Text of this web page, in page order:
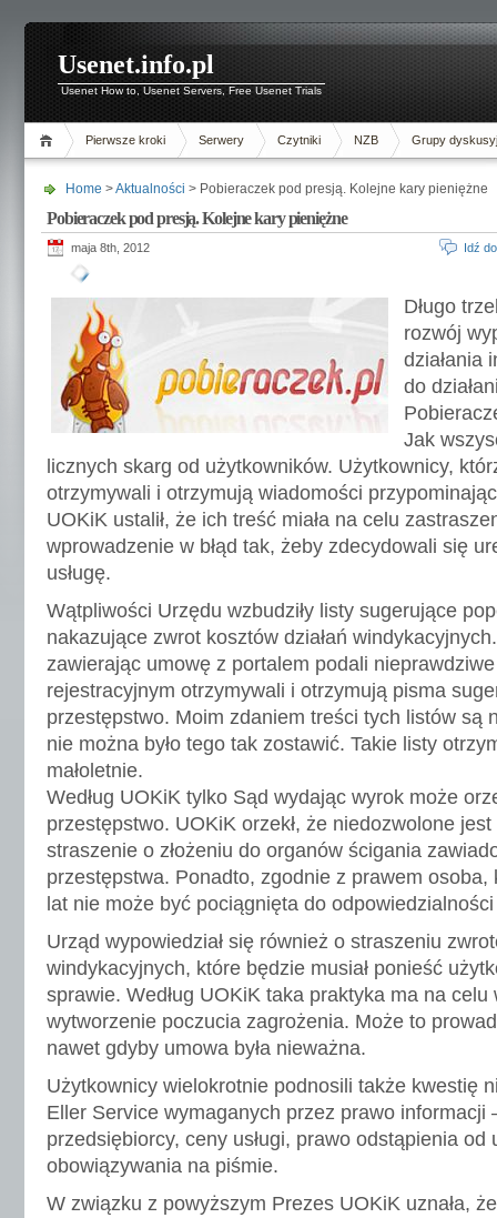
Usenet.info.pl
Usenet How to, Usenet Servers, Free Usenet Trials
Pierwsze kroki Serwery Czytniki NZB Grupy
Home >Aktualności > Pobieraczek pod presją. Kolejne kary pieniężne
Pobieraczek pod presją. Kolejne kary pieniężne
maja 8th, 2012 Idź
Długo
rozwój
działania
do
Jak
licznych skarg od użytkowników. Użytkownicy,
otrzymywali i otrzymują wiadomości
UOKiK ustalił, że ich treść miała na celu
wprowadzenie w błąd tak, żeby zdecydowali się
usługę.
Wątpliwości Urzędu wzbudziły listy sugerujące
nakazujące zwrot kosztów działań
zawierając umowę z portalem podali
rejestracyjnym otrzymywali i otrzymują pisma
przestępstwo. Moim zdaniem treści tych listów są
nie można było tego tak zostawić. Takie listy
małoletnie.
Według UOKiK tylko Sąd wydając wyrok może
przestępstwo. UOKiK orzekł, że niedozwolone
straszenie o złożeniu do organów ścigania
przestępstwa. Ponadto, zgodnie z prawem osoba,
lat nie może być pociągnięta do
Urząd wypowiedział się również o straszeniu
windykacyjnych, które będzie musiał ponieść
sprawie. Według UOKiK taka praktyka ma na celu
wytworzenie poczucia zagrożenia. Może to
nawet gdyby umowa była nieważna.
Użytkownicy wielokrotnie podnosili także kwestię
Eller Service wymaganych przez prawo informacji
przedsiębiorcy, ceny usługi, prawo odstąpienia od
obowiązywania na piśmie.
W związku z powyższym Prezes UOKiK uznała,